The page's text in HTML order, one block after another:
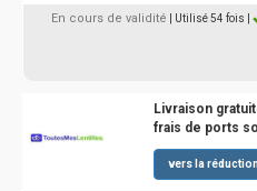
En cours de validité | Utilisé 54 fois
Livraison
frais de ports
vers la réduction